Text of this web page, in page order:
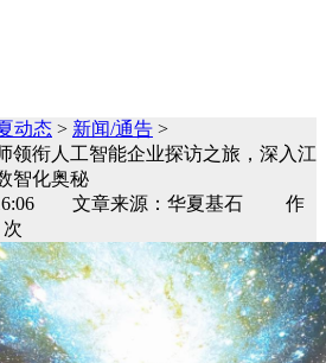
动态 > 新闻/通告 >
领衔人工智能企业探访之旅，深入江
智化奥秘
16:06 文章来源：华夏基石 作